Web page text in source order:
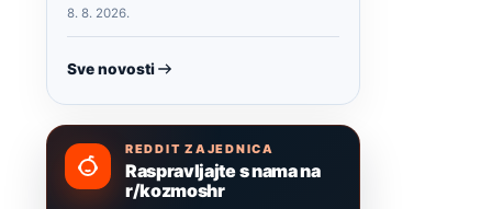
8. 8. 2026.
Sve novosti
REDDIT ZAJEDNICA
Raspravljajte s nama na
r/kozmoshr